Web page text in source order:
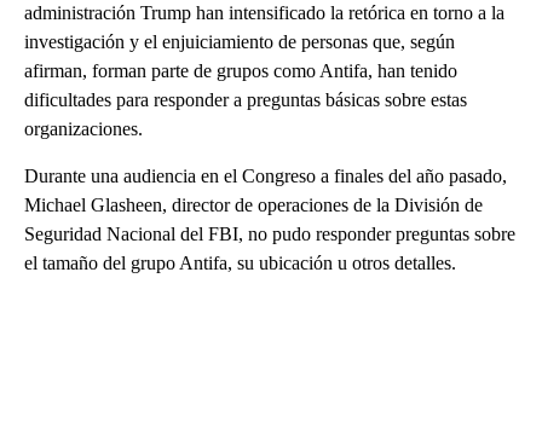
administración Trump han intensificado la retórica en torno a la
investigación y el enjuiciamiento de personas que, según
afirman, forman parte de grupos como Antifa, han tenido
dificultades para responder a preguntas básicas sobre estas
organizaciones.
Durante una audiencia en el Congreso a finales del año pasado,
Michael Glasheen, director de operaciones de la División de
Seguridad Nacional del FBI, no pudo responder preguntas sobre
el tamaño del grupo Antifa, su ubicación u otros detalles.